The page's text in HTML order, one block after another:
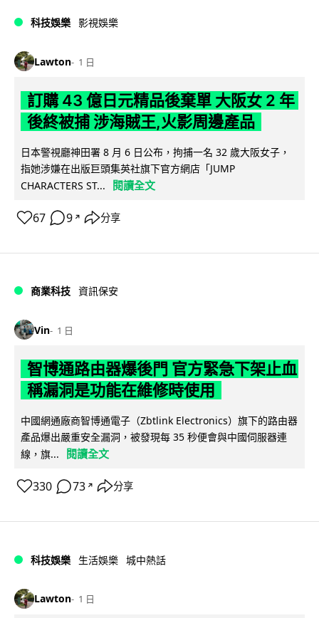
科技娛樂 影視娛樂
Lawton 1 日
訂購 43 億日元精品後棄單 大阪女 2 年
後終被捕 涉海賊王,火影周邊產品
日本警視廳神田署 8 月 6 日公布，拘捕一名 32 歲大阪女子，
指她涉嫌在出版巨頭集英社旗下官方網店「JUMP
CHARACTERS ST...
閱讀全文
67 9 ↗ 分享
商業科技 資訊保安
Vin 1 日
智博通路由器爆後門 官方緊急下架止血
稱漏洞是功能在維修時使用
中國網通廠商智博通電子（Zbtlink Electronics）旗下的路由器
產品爆出嚴重安全漏洞，被發現每 35 秒便會與中國伺服器連
線，旗...
閱讀全文
330 73 ↗ 分享
科技娛樂 生活娛樂 城中熱話
Lawton 1 日